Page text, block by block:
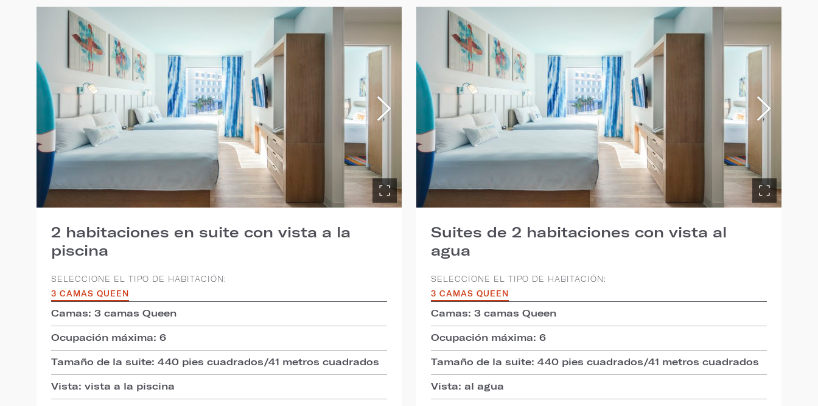
2 habitaciones en suite con vista a la
piscina
SELECCIONE EL TIPO DE HABITACIÓN:
3 CAMAS QUEEN
Camas: 3 camas Queen
Ocupación máxima: 6
Tamaño de la suite: 440 pies cuadrados/41 metros cuadrados
Vista: vista a la piscina
Suites de 2 habitaciones con vista al
agua
SELECCIONE EL TIPO DE HABITACIÓN:
3 CAMAS QUEEN
Camas: 3 camas Queen
Ocupación máxima: 6
Tamaño de la suite: 440 pies cuadrados/41 metros cuadrados
Vista: al agua